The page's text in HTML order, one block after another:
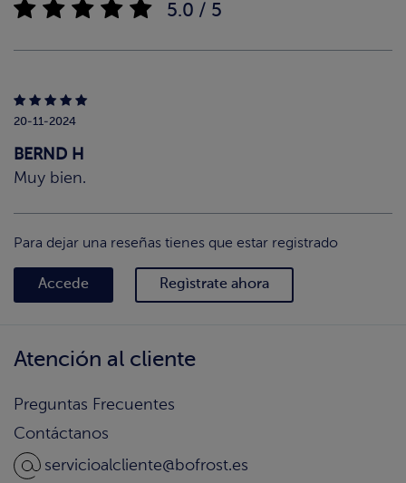
5.0 / 5
20-11-2024
BERND H
Muy bien.
Para dejar una reseñas tienes que estar registrado
Accede Regìstrate ahora
Atención al cliente
Preguntas Frecuentes
Contáctanos
servicioalcliente@bofrost.es